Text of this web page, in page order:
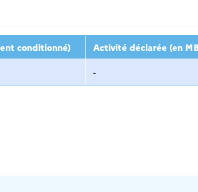
2017 2018 2019
conditionné) Activité déclarée (en
-